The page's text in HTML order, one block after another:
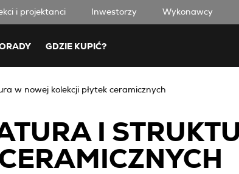
i projektanci Inwestorzy Wykonawcy
GDZIE KUPIĆ?
w nowej kolekcji płytek ceramicznych
I